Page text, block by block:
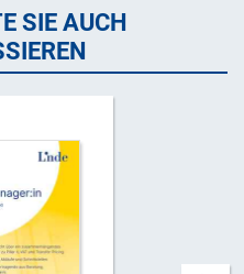
SIE AUCH